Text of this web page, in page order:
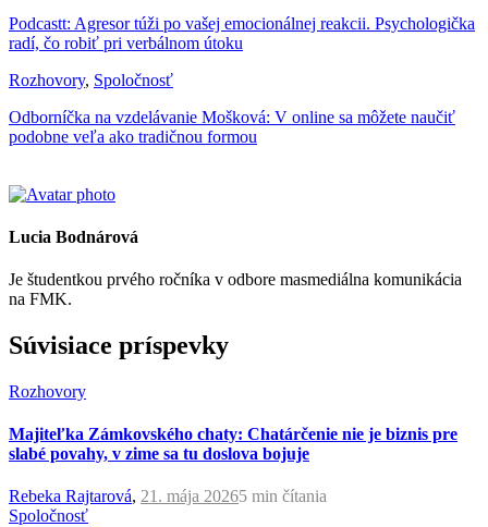
Podcastt: Agresor túži po vašej emocionálnej reakcii. Psychologička
radí, čo robiť pri verbálnom útoku
Rozhovory, Spoločnosť
Odborníčka na vzdelávanie Mošková: V online sa môžete naučiť
podobne veľa ako tradičnou formou
Lucia Bodnárová
Je študentkou prvého ročníka v odbore masmediálna komunikácia
na FMK.
Súvisiace príspevky
Rozhovory
Majiteľka Zámkovského chaty: Chatárčenie nie je biznis pre
slabé povahy, v zime sa tu doslova bojuje
Rebeka Rajtarová, 21. mája 20265 min čítania
Spoločnosť